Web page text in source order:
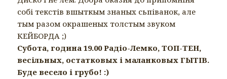
собі текстів вшыткым знаных сьпіванок, але
тым разом окрашеных толстым звуком
КЕЙБОРДА ;)
Субота, година 19.00 Радіо-Лемко, ТОП-ТЕН,
весільных, остатковых і маланковых ГЫТІВ.
Буде весело і грубо! :)